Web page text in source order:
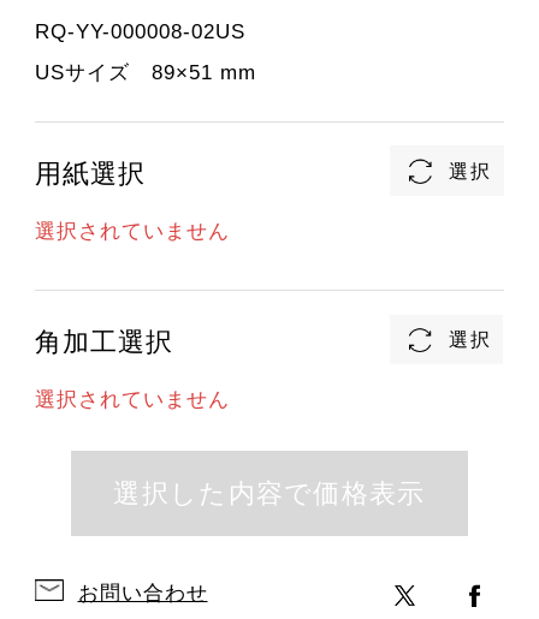
RQ-YY-000008-02US
USサイズ 89×51 mm
用紙選択
選択されていません
角加工選択
選択されていません
お問い合わせ